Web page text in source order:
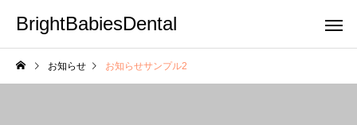
BrightBabiesDental
お知らせ お知らせサンプル2